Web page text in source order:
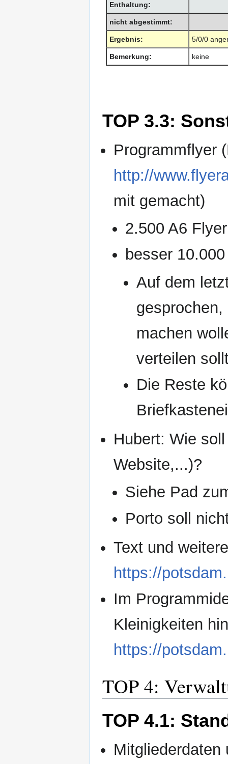
Enthaltung:
nicht abgestimmt:
Ergebnis: 5/0/0
Bemerkung: keine
TOP 3.3:
Programmflyer
http://
mit gemacht)
2.500 A6
besser
Auf dem
machen
verteilen
Die Reste
Hubert: Wie
Website,...)?
Siehe Pad
Porto soll
Text und
https://
Im
Kleinigkeiten
https://
TOP 4:
TOP 4.1:
Mitgliederdaten